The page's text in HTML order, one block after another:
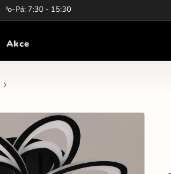
Po-Pá: 7:30 - 15:30
Akce